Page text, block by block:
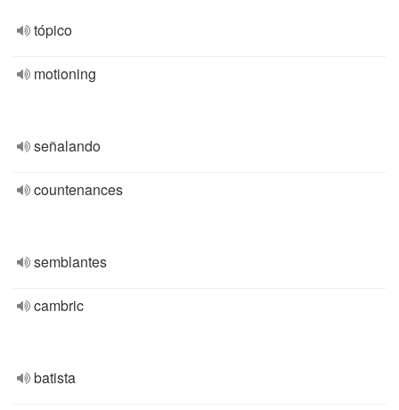
tópico
motioning
señalando
countenances
semblantes
cambric
batista